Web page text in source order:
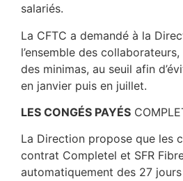
salariés.
La CFTC a demandé à la
l’ensemble des
des minimas, au seuil afin
en janvier puis en juillet.
LES CONGÉS PAYÉS
La Direction propose que les
contrat Completel et SFR
automatiquement des 27